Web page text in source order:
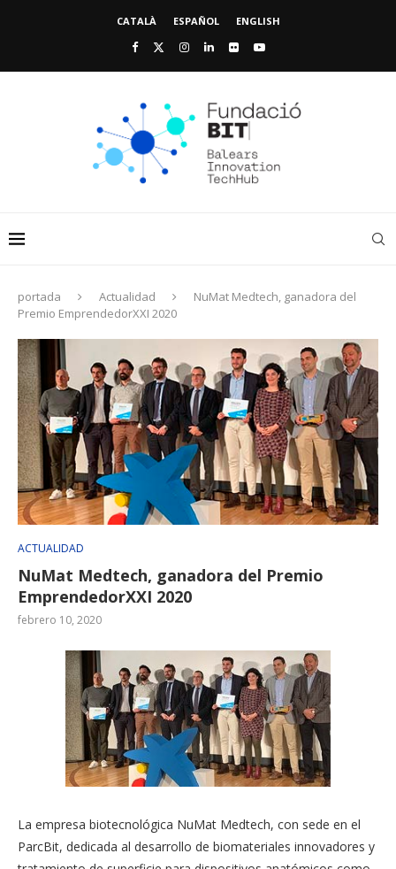
CATALÀ ESPAÑOL ENGLISH
portada Actualidad
NuMat Medtech, ganadora del
Premio EmprendedorXXI 2020
ACTUALIDAD
NuMat Medtech, ganadora del Premio
EmprendedorXXI 2020
febrero 10, 2020
La empresa biotecnológica NuMat Medtech, con sede en el
ParcBit, dedicada al desarrollo de biomateriales innovadores y